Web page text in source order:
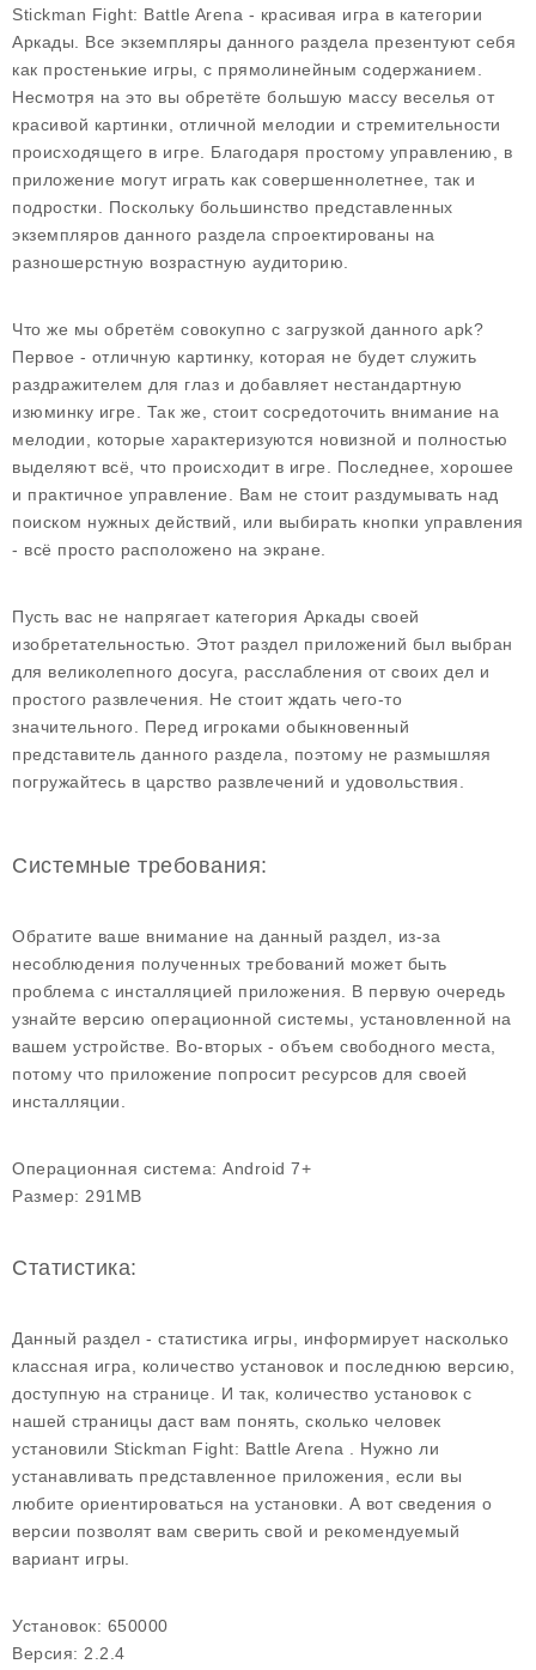
Stickman Fight: Battle Arena - красивая игра в категории
Аркады. Все экземпляры данного раздела презентуют себя
как простенькие игры, с прямолинейным содержанием.
Несмотря на это вы обретёте большую массу веселья от
красивой картинки, отличной мелодии и стремительности
происходящего в игре. Благодаря простому управлению, в
приложение могут играть как совершеннолетнее, так и
подростки. Поскольку большинство представленных
экземпляров данного раздела спроектированы на
разношерстную возрастную аудиторию.
Что же мы обретём совокупно с загрузкой данного apk?
Первое - отличную картинку, которая не будет служить
раздражителем для глаз и добавляет нестандартную
изюминку игре. Так же, стоит сосредоточить внимание на
мелодии, которые характеризуются новизной и полностью
выделяют всё, что происходит в игре. Последнее, хорошее
и практичное управление. Вам не стоит раздумывать над
поиском нужных действий, или выбирать кнопки управления
- всё просто расположено на экране.
Пусть вас не напрягает категория Аркады своей
изобретательностью. Этот раздел приложений был выбран
для великолепного досуга, расслабления от своих дел и
простого развлечения. Не стоит ждать чего-то
значительного. Перед игроками обыкновенный
представитель данного раздела, поэтому не размышляя
погружайтесь в царство развлечений и удовольствия.
Системные требования:
Обратите ваше внимание на данный раздел, из-за
несоблюдения полученных требований может быть
проблема с инсталляцией приложения. В первую очередь
узнайте версию операционной системы, установленной на
вашем устройстве. Во-вторых - объем свободного места,
потому что приложение попросит ресурсов для своей
инсталляции.
Операционная система: Android 7+
Размер: 291MB
Статистика:
Данный раздел - статистика игры, информирует насколько
классная игра, количество установок и последнюю версию,
доступную на странице. И так, количество установок с
нашей страницы даст вам понять, сколько человек
установили Stickman Fight: Battle Arena . Нужно ли
устанавливать представленное приложения, если вы
любите ориентироваться на установки. А вот сведения о
версии позволят вам сверить свой и рекомендуемый
вариант игры.
Установок: 650000
Версия: 2.2.4